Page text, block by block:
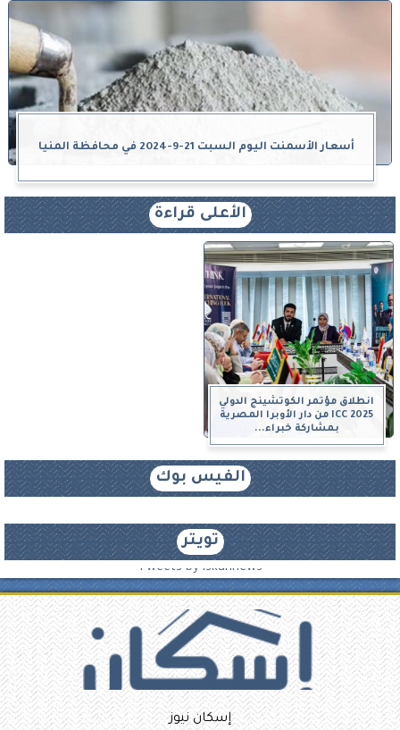
أسعار الأسمنت اليوم السبت 21-9-2024 في محافظة المنيا
الأعلى قراءة
انطلاق مؤتمر الكوتشينج الدولي
ICC 2025 من دار الأوبرا المصرية
بمشاركة خبراء...
الفيس بوك
تويتر
Tweets by iskannews
إسكان نيوز